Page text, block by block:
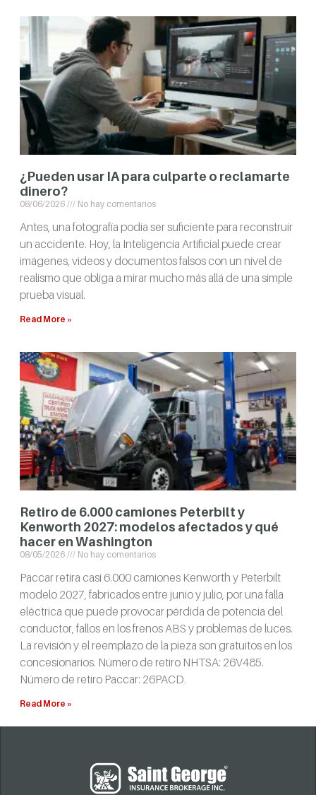
¿Pueden usar IA para culparte o reclamarte
dinero?
08/06/2026 No hay comentarios
Antes, una fotografía podía ser suficiente para reconstruir
un accidente. Hoy, la Inteligencia Artificial puede crear
imágenes, videos y documentos falsos con un nivel de
realismo que obliga a mirar mucho más allá de una simple
prueba visual.
Read More »
Retiro de 6.000 camiones Peterbilt y
Kenworth 2027: modelos afectados y qué
hacer en Washington
08/05/2026 No hay comentarios
Paccar retira casi 6.000 camiones Kenworth y Peterbilt
modelo 2027, fabricados entre junio y julio, por una falla
eléctrica que puede provocar pérdida de potencia del
conductor, fallos en los frenos ABS y problemas de luces.
La revisión y el reemplazo de la pieza son gratuitos en los
concesionarios. Número de retiro NHTSA: 26V485.
Número de retiro Paccar: 26PACD.
Read More »